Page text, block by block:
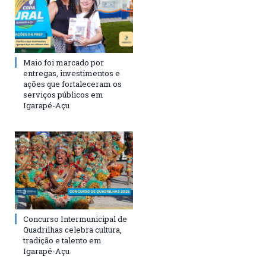
Maio foi marcado por
entregas, investimentos e
ações que fortaleceram os
serviços públicos em
Igarapé-Açu
Concurso Intermunicipal de
Quadrilhas celebra cultura,
tradição e talento em
Igarapé-Açu